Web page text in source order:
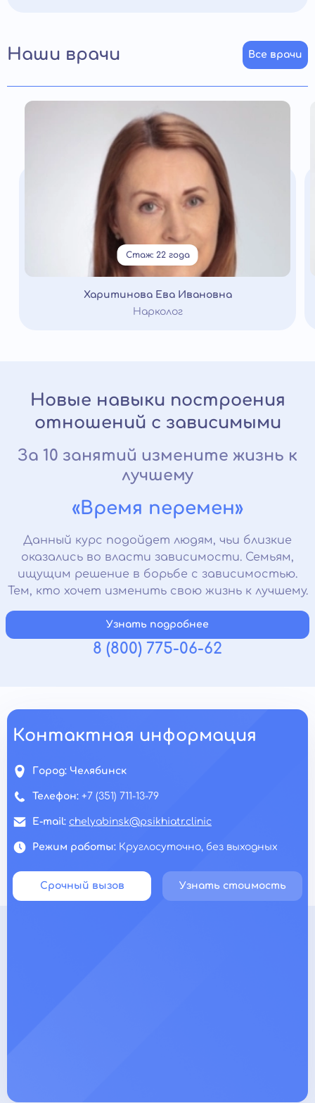
Наши врачи Все врачи
Стаж: 22 года
Харитинова Ева Ивановна
Нарколог
Новые навыки построения
отношений с зависимыми
За 10 занятий измените жизнь к
лучшему
«Время перемен»
Данный курс подойдет людям, чьи близкие
оказались во власти зависимости. Семьям,
ищущим решение в борьбе с зависимостью.
Тем, кто хочет изменить свою жизнь к лучшему.
Узнать подробнее
8 (800) 775-06-62
Контактная информация
Город: Челябинск
Телефон: +7 (351) 711-13-79
E-mail: chelyabinsk@psikhiatr.clinic
Режим работы: Круглосуточно, без выходных
Срочный вызов Узнать стоимость